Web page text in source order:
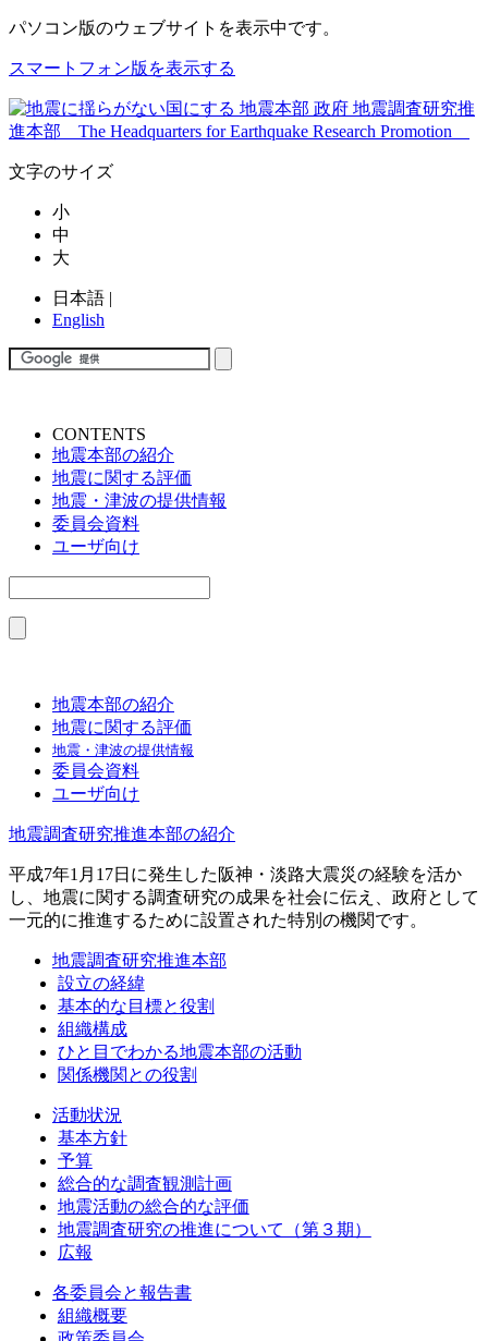
パソコン版のウェブサイトを表示中です。
スマートフォン版を表示する
文字のサイズ
小
中
大
日本語 |
English
CONTENTS
地震本部の紹介
地震に関する評価
地震・津波の提供情報
委員会資料
ユーザ向け
地震本部の紹介
地震に関する評価
地震・津波の提供情報
委員会資料
ユーザ向け
地震調査研究推進本部の紹介
平成7年1月17日に発生した阪神・淡路大震災の経験を活か
し、地震に関する調査研究の成果を社会に伝え、政府として
一元的に推進するために設置された特別の機関です。
地震調査研究推進本部
設立の経緯
基本的な目標と役割
組織構成
ひと目でわかる地震本部の活動
関係機関との役割
活動状況
基本方針
予算
総合的な調査観測計画
地震活動の総合的な評価
地震調査研究の推進について（第３期）
広報
各委員会と報告書
組織概要